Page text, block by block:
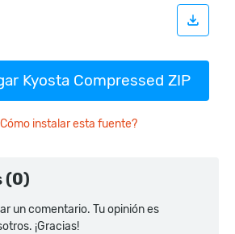
Kyosta Compressed ZIP
instalar esta fuente?
(0)
un comentario. Tu opinión es
¡Gracias!